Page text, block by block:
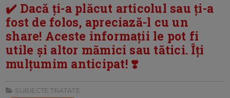
✔️ Dacă ți-a plăcut articolul sau ți-a
fost de folos, apreciază-l cu un
share! Aceste informații le pot fi
utile și altor mămici sau tătici. Îți
mulțumim anticipat! ❣️
SUBIECTE TRATATE: